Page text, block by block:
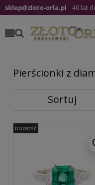
sklep@zloto-orla.pl 40 lat
Pierścionki z
Sortuj
nowość